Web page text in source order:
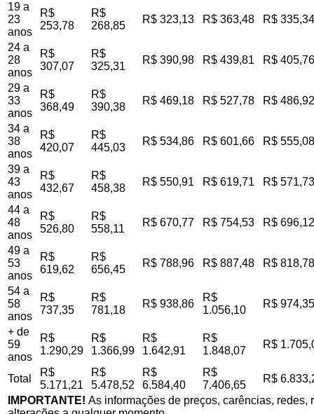
19 a
23
anos
R$
253,78
R$
268,85
R$ 323,13 R$ 363,48 R$ 335,34
24 a
28
anos
R$
307,07
R$
325,31
R$ 390,98 R$ 439,81 R$ 405,76
29 a
33
anos
R$
368,49
R$
390,38
R$ 469,18 R$ 527,78 R$ 486,92
34 a
38
anos
R$
420,07
R$
445,03
R$ 534,86 R$ 601,66 R$ 555,08
39 a
43
anos
R$
432,67
R$
458,38
R$ 550,91 R$ 619,71 R$ 571,73
44 a
48
anos
R$
526,80
R$
558,11
R$ 670,77 R$ 754,53 R$ 696,12
49 a
53
anos
R$
619,62
R$
656,45
R$ 788,96 R$ 887,48 R$ 818,78
54 a
58
anos
R$
737,35
R$
781,18
R$ 938,86
R$
1.056,10
R$ 974,35
+ de
59
anos
R$
1.290,29
R$
1.366,99
R$
1.642,91
R$
1.848,07
R$
Total
R$
5.171,21
R$
5.478,52
R$
6.584,40
R$
7.406,65
R$
IMPORTANTE! As informações de preços, carências,